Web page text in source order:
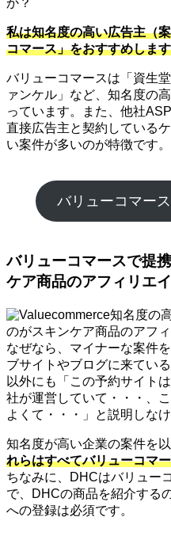
か？
私は知名度の高い広告主（
コマース」をおすすめしま
バリューコマースは「資生
ァンケル」など、知名度の
っています。また、他社
直接広告主と契約している
い案件が多いのが特徴です。
バリューコマー
バリューコマースで提
ケア商品のアフィリエ
知名度の
のがスキンケア商品のアフ
なぜなら、マイナーな案件
ブサイトやブログに来てい
以外にも「この予約サイト
社が運営していて・・・、
よくて・・・」と説明しな
知名度が高い企業の案件を
れらはすべてバリューコマ
ちなみに、DHCはバリュー
で、DHCの商品を紹介する
への登録は必須です。